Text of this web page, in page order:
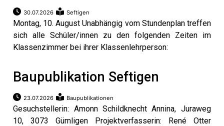
30.07.2026 Seftigen
Montag, 10. August Unabhängig vom Stundenplan treffen
sich alle Schüler/innen zu den folgenden Zeiten im
Klassenzimmer bei ihrer Klassenlehrperson:
Baupublikation Seftigen
23.07.2026 Baupublikationen
Gesuchstellerin: Amonn Schildknecht Annina, Juraweg
10, 3073 Gümligen Projektverfasserin: René Otter